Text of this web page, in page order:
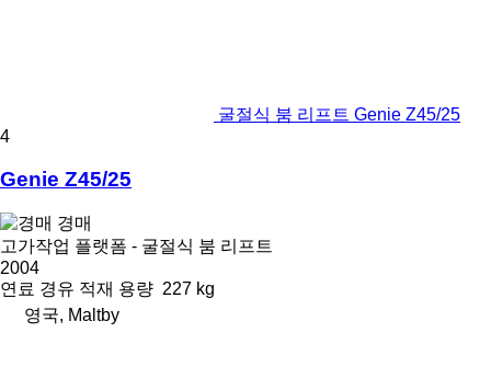
굴절식 붐 리프트 Genie Z45/25
4
Genie Z45/25
경매
고가작업 플랫폼 - 굴절식 붐 리프트
2004
연료 경유 적재 용량 227 kg
영국, Maltby